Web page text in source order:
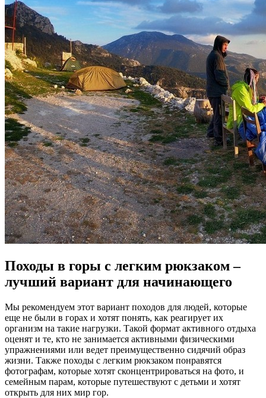
Походы в горы с легким рюкзаком –
лучший вариант для начинающего
Мы рекомендуем этот вариант походов для людей, которые
еще не были в горах и хотят понять, как реагирует их
организм на такие нагрузки. Такой формат активного отдыха
оценят и те, кто не занимается активными физическими
упражнениями или ведет преимущественно сидячий образ
жизни. Также походы с легким рюкзаком понравятся
фотографам, которые хотят сконцентрироваться на фото, и
семейным парам, которые путешествуют с детьми и хотят
открыть для них мир гор.